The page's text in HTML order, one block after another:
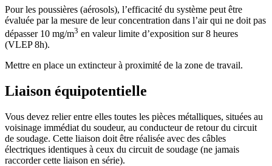
Pour les poussières (aérosols), l’efficacité du système peut être
évaluée par la mesure de leur concentration dans l’air qui ne doit pas
dépasser 10 mg/m3 en valeur limite d’exposition sur 8 heures
(VLEP 8h).
Mettre en place un extincteur à proximité de la zone de travail.
Liaison équipotentielle
Vous devez relier entre elles toutes les pièces métalliques, situées au
voisinage immédiat du soudeur, au conducteur de retour du circuit
de soudage. Cette liaison doit être réalisée avec des câbles
électriques identiques à ceux du circuit de soudage (ne jamais
raccorder cette liaison en série).